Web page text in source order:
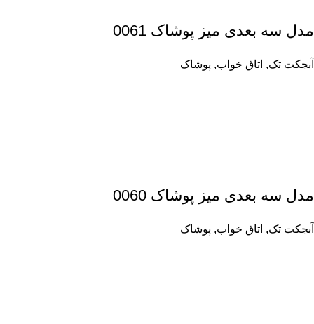
مدل سه بعدی میز پوشاک 0061
آبجکت تک, اتاق خواب, پوشاک
مدل سه بعدی میز پوشاک 0060
آبجکت تک, اتاق خواب, پوشاک